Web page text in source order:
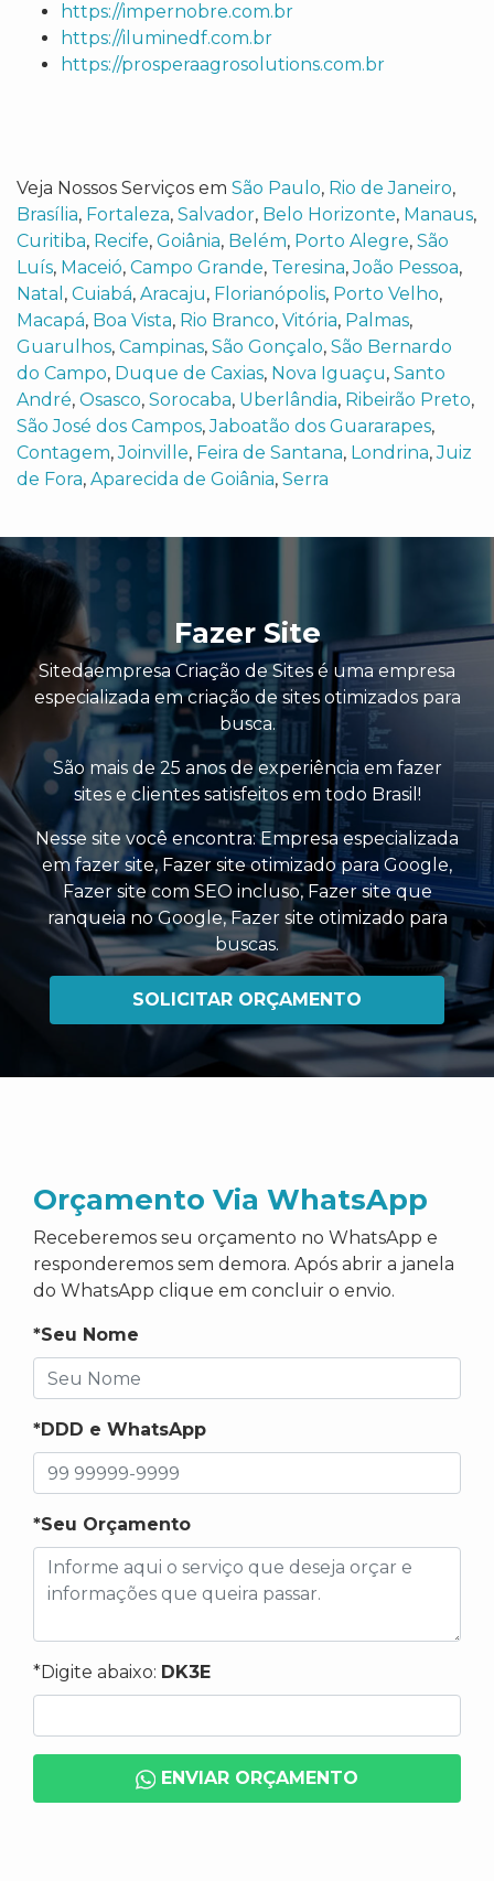
https://impernobre.com.br
https://iluminedf.com.br
https://prosperaagrosolutions.com.br
Veja Nossos Serviços em São Paulo, Rio de Janeiro,
Brasília, Fortaleza, Salvador, Belo Horizonte, Manaus,
Curitiba, Recife, Goiânia, Belém, Porto Alegre, São
Luís, Maceió, Campo Grande, Teresina,João Pessoa,
Natal , Cuiabá, Aracaju, Florianópolis, Porto Velho,
Macapá, Boa Vista, Rio Branco, Vitória, Palmas,
Guarulhos, Campinas, São Gonçalo, São Bernardo
do Campo, Duque de Caxias, Nova Iguaçu, Santo
André, Osasco, Sorocaba, Uberlândia, Ribeirão Preto,
São José dos Campos,Jaboatão dos Guararapes,
Contagem,Joinville, Feira de Santana, Londrina,Juiz
de Fora, Aparecida de Goiânia, Serra
Fazer Site
Sitedaempresa Criação de Sites é uma empresa
especializada em criação de sites otimizados para
busca.
São mais de 25 anos de experiência em fazer
sites e clientes satisfeitos em todo Brasil!
Nesse site você encontra:Empresa especializada
em fazer site,Fazer site otimizado para Google,
Fazer site com SEO incluso, Fazer site que
ranqueia no Google,Fazer site otimizado para
buscas.
SOLICITAR ORÇAMENTO
Orçamento Via WhatsApp
Receberemos seu orçamento no WhatsApp e
responderemos sem demora. Após abrir a janela
do WhatsApp clique em concluir o envio.
*Seu Nome
*DDD e WhatsApp
*Seu Orçamento
*Digite abaixo: DK3E
ENVIAR ORÇAMENTO